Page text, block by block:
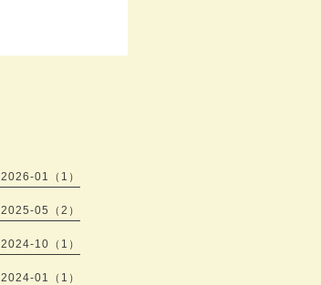
2026-01（1）
2025-05（2）
2024-10（1）
2024-01（1）